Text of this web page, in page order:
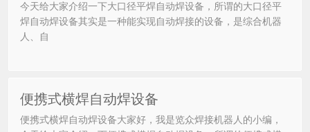
今天给大家介绍一下大口径平焊自动焊设备，所谓的大口径平
焊自动焊设备其实是一种能实现自动焊接的设备，是综合机器
人、自
便携式横焊自动焊设备
便携式横焊自动焊设备大家好，我是览众焊接机器人的小编，